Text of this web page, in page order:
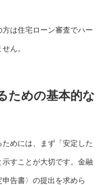
は住宅ローン審査でハー
ん。
ための基本的な
めには、まず「安定した
すことが大切です。金融
告書〉の提出を求めら